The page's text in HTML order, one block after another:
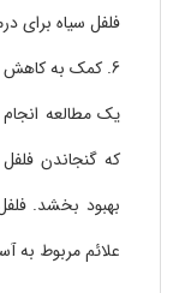
فلفل سیاه برای
6. کمک به کاهش علائم آسم با فلفل سیاه:
یک مطالعه
که گنجاندن
بهبود بخشد.
علائم مربوط به